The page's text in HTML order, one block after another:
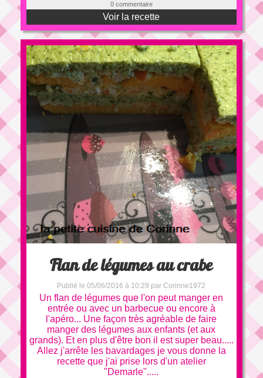
0 commentaire
Voir la recette
Flan de légumes au crabe
Publié le 05/06/2016 à 10:29 par Corinne1972
Un flan de légumes que l'on peut manger en
entrée ou avec un barbecue ou encore à
l'apéro... Une façon très agréable de faire
manger des légumes aux enfants (et aux
grands). Et en plus d'être bon il est super beau.....
Allez j'arrête les bavardages je vous donne la
recette que j'ai prise lors d'un atelier
"Demarle".....